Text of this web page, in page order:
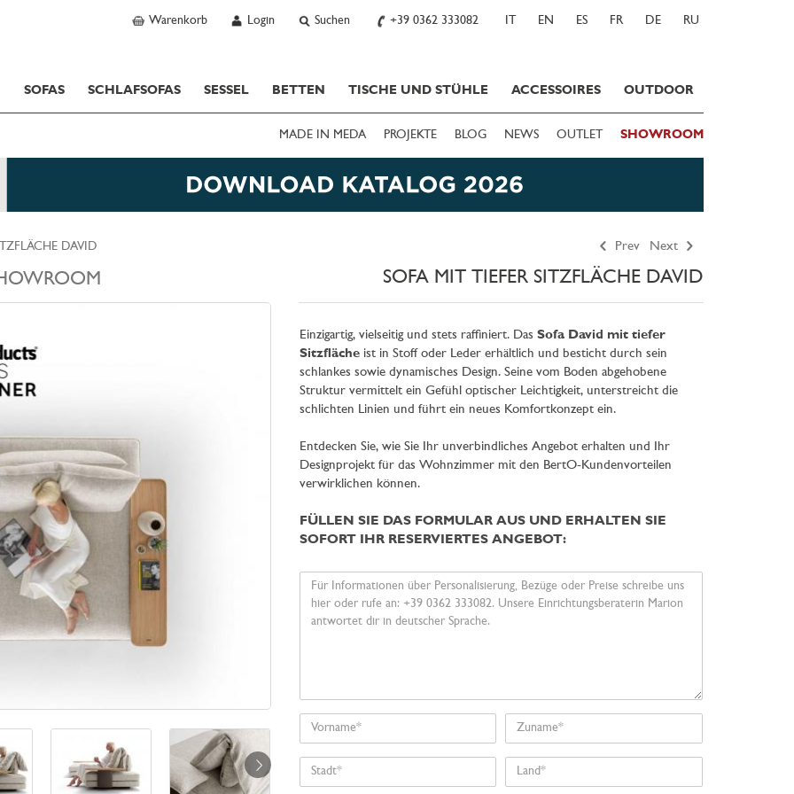
Warenkorb Login Suchen +39 0362 333082 IT EN ES FR DE RU
SOFAS SCHLAFSOFAS SESSEL BETTEN TISCHE UND STÜHLE ACCESSOIRES OUTDOOR
MADE IN MEDA PROJEKTE BLOG NEWS OUTLET SHOWROOM
Prev Next
DAVID
SOFA MIT TIEFER SITZFLÄCHE DAVID
Einzigartig, vielseitig und stets raffiniert. Das Sofa David mit tiefer
Sitzflächeist in Stoff oder Leder erhältlich und besticht durch sein
schlankes sowie dynamisches Design. Seine vom Boden abgehobene
Struktur vermittelt ein Gefühl optischer Leichtigkeit, unterstreicht die
schlichten Linien und führt ein neues Komfortkonzept ein.
Entdecken Sie, wie Sie Ihr unverbindliches Angebot erhalten und Ihr
Designprojekt für das Wohnzimmer mit den BertO-Kundenvorteilen
verwirklichen können.
FÜLLEN SIE DAS FORMULAR AUS UND ERHALTEN SIE
SOFORT IHR RESERVIERTES ANGEBOT:
Ihre
Nachricht
Vorname Zuname
Stadt Land